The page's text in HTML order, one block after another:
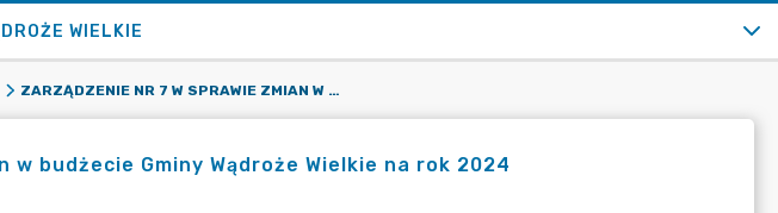
WIELKIE
ZARZĄDZENIE NR 7 W SPRAWIE ZMIAN W BUDŻECIE GMINY WĄDROŻE WIELKIE NA ROK 2024
budżecie Gminy Wądroże Wielkie na rok 2024